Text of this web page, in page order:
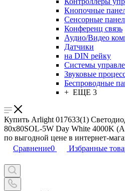
Кнопочные
Сенсорные
Конференц связь
Аудио/Видео
Датчики
на DIN рейку
Системы
Звуковые
Беспроводные
+ ЕЩЕ 3
Купить Arlight 017633(1)
80x80SOL-5W Day White 4000K
по выгодной цене в интернет-
Сравнение0 Избранные